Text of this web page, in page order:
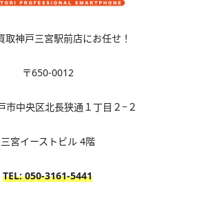
取神戸三宮駅前店にお任せ！
〒650-0012
市中央区北長狭通１丁目２−２
三宮イーストビル 4階
TEL: 050-3161-5441